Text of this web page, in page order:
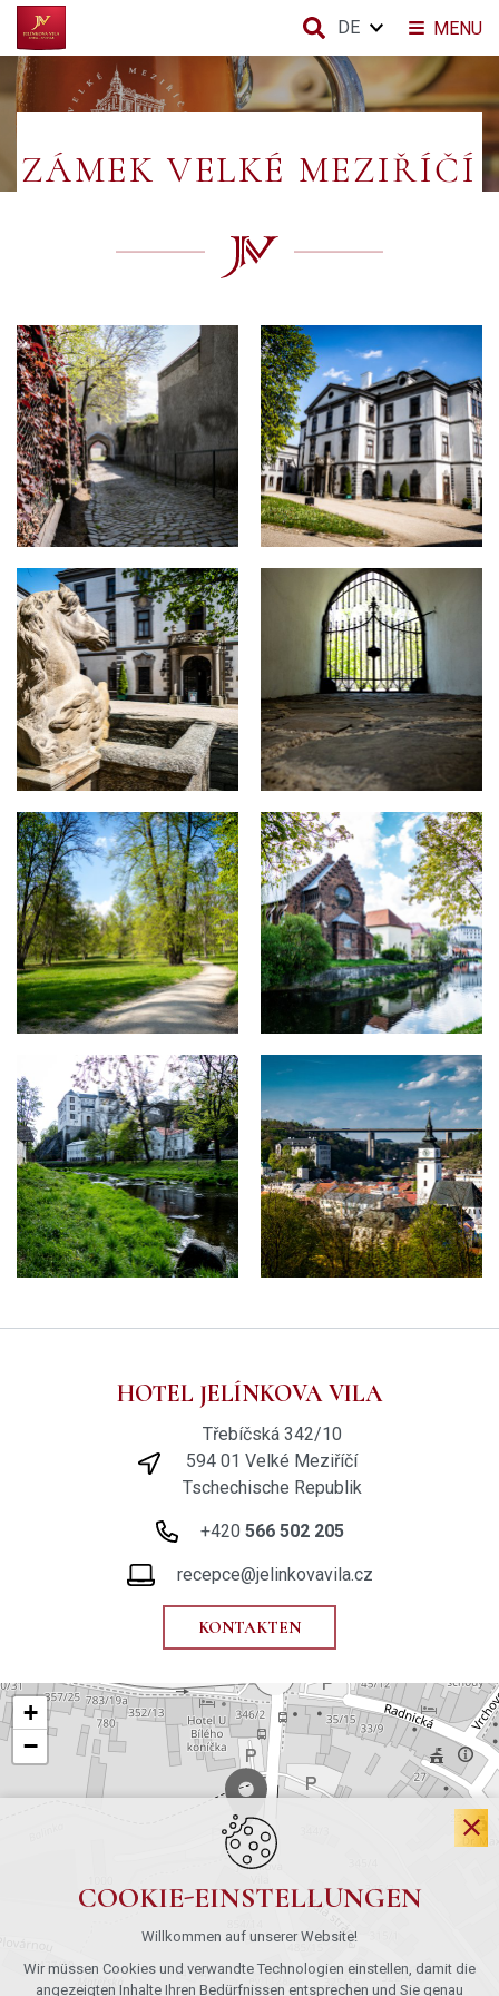
ZÁMEK VELKÉ MEZIŘÍČÍ
HOTEL JELÍNKOVA VILA
Třebíčská 342/10
594 01 Velké Meziříčí
Tschechische Republik
+420 566 502 205
recepce@jelinkovavila.cz
KONTAKTEN
+
−
MENU
DE
COOKIE-EINSTELLUNGEN
Willkommen auf unserer Website!
Wir müssen Cookies und verwandte Technologien einstellen, damit die
angezeigten Inhalte Ihren Bedürfnissen entsprechen und Sie genau